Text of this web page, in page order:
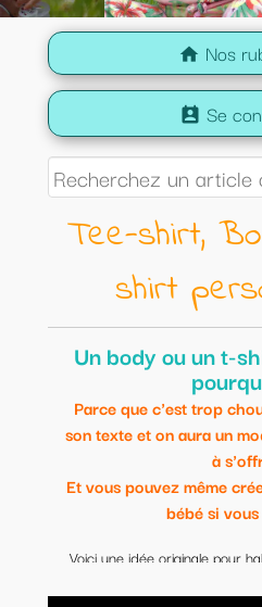
home Nos
perm_contact_calendar Se
Tee-shirt,
shirt
Un body ou un t-
Parce que c'est trop
son texte et on aura un
à
Et vous pouvez même
bébé si
Voici une idée originale pour
Modèles uniques et